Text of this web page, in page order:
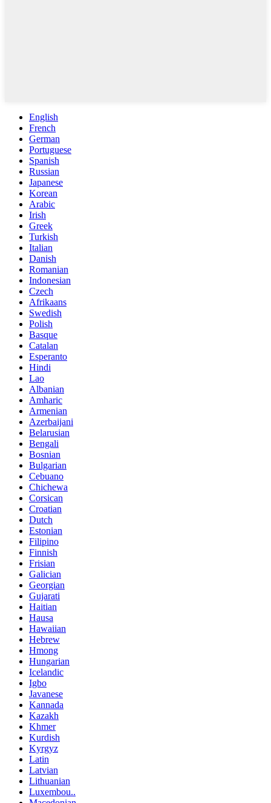
English
French
German
Portuguese
Spanish
Russian
Japanese
Korean
Arabic
Irish
Greek
Turkish
Italian
Danish
Romanian
Indonesian
Czech
Afrikaans
Swedish
Polish
Basque
Catalan
Esperanto
Hindi
Lao
Albanian
Amharic
Armenian
Azerbaijani
Belarusian
Bengali
Bosnian
Bulgarian
Cebuano
Chichewa
Corsican
Croatian
Dutch
Estonian
Filipino
Finnish
Frisian
Galician
Georgian
Gujarati
Haitian
Hausa
Hawaiian
Hebrew
Hmong
Hungarian
Icelandic
Igbo
Javanese
Kannada
Kazakh
Khmer
Kurdish
Kyrgyz
Latin
Latvian
Lithuanian
Luxembou..